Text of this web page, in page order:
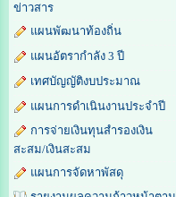
ข่าวสาร
แผนพัฒนาท้องถิ่น
แผนอัตรากำลัง 3 ปี
เทศบัญญัติงบประมาณ
แผนการดำเนินงานประจำปี
การจ่ายเงินทุนสำรองเงิน
สะสม/เงินสะสม
แผนการจัดหาพัสดุ